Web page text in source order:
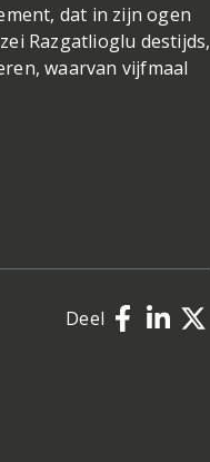
dat in zijn ogen
Razgatlioglu destijds,
waarvan vijfmaal
Deel